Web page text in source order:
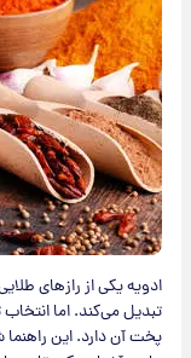
ادویه یکی از رازهای
تبدیل می‌کند. اما
پخت آن دارد. این راهنما